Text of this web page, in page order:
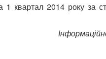
квартал 2014 року за